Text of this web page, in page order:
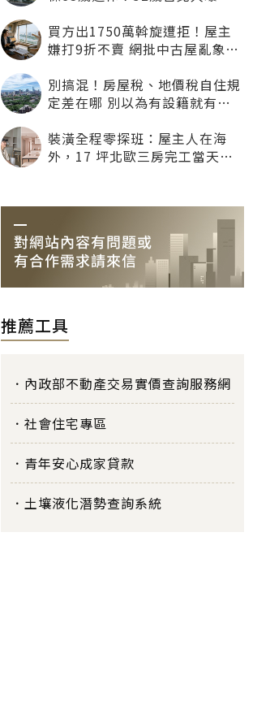
買方出1750萬斡旋遭拒！屋主
嫌打9折不賣 網批中古屋亂象：
別搞混！房屋稅、地價稅自住規
定差在哪 別以為有設籍就有優
裝潢全程零探班：屋主人在海
外，17 坪北歐三房完工當天才
推薦工具
內政部不動產交易實價查詢服務網
社會住宅專區
青年安心成家貸款
土壤液化潛勢查詢系統